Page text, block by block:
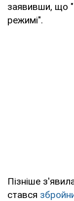
заявивши, що
режимі".
Пізніше
стався